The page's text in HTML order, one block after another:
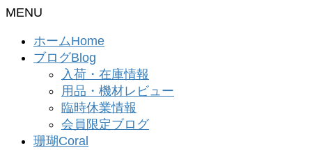
MENU
ホームHome
ブログBlog
入荷・在庫情報
用品・機材レビュー
臨時休業情報
会員限定ブログ
珊瑚Coral